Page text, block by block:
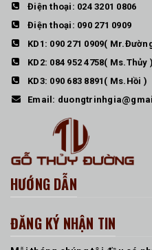
Điện thoại: 024 3201 0806
Điện thoại: 090 271 0909
KD1: 090 271 0909(
KD2: 084 952 4758( Ms.Thủy )
KD3: 090 683 8891 ( Ms.Hồi )
Email:
HƯỚNG DẪN
ĐĂNG KÝ NHẬN TIN